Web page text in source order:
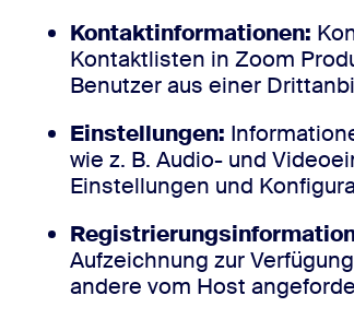
Kontaktinformationen:
Kontaktlisten in Zoom
Benutzer aus einer
Einstellungen:
wie z. B. Audio- und
Einstellungen und
Aufzeichnung zur
andere vom Host